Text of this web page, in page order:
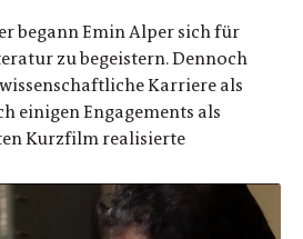
begann Emin Alper sich für
zu begeistern. Dennoch
Karriere als
einigen Engagements als
Kurzfilm realisierte